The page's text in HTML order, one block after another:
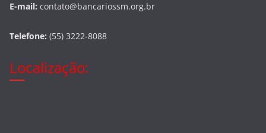
E-mail: contato@bancariossm.org.br
Telefone: (55) 3222-8088
Localização: